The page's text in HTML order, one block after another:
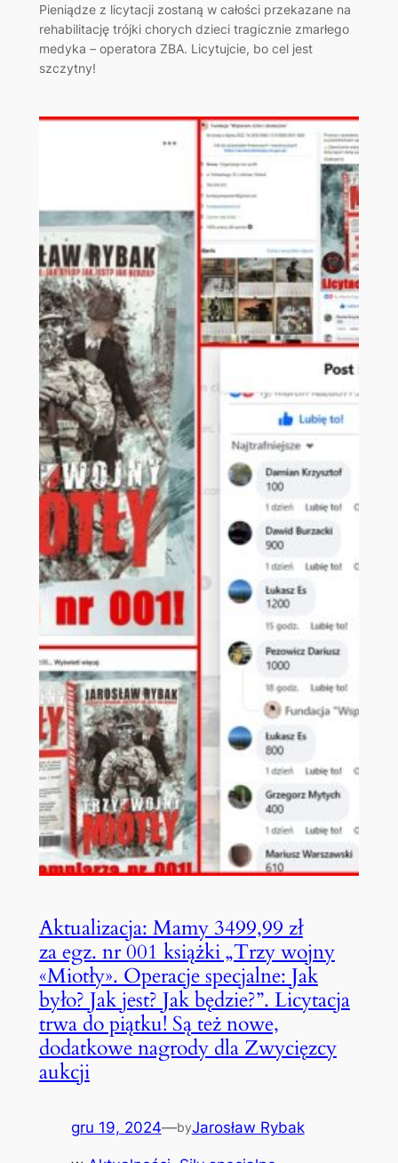
Pieniądze z licytacji zostaną w całości przekazane na
rehabilitację trójki chorych dzieci tragicznie zmarłego
medyka – operatora ZBA. Licytujcie, bo cel jest
szczytny!
Aktualizacja: Mamy 3499,99 zł
za egz. nr 001 książki „Trzy wojny
«Miotły». Operacje specjalne: Jak
było? Jak jest? Jak będzie?”. Licytacja
trwa do piątku! Są też nowe,
dodatkowe nagrody dla Zwycięzcy
aukcji
gru 19, 2024—byJarosław Rybak